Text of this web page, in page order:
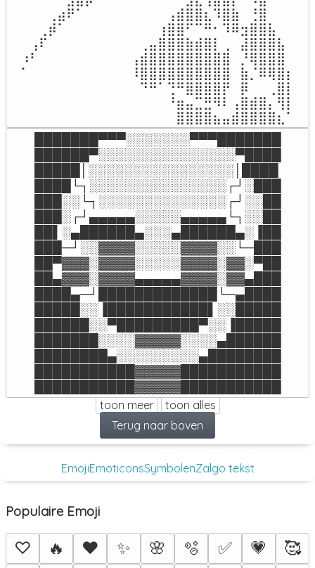
⠀⠀⠀⢀⣴⠟⠁⠀⠀⠀⠀⠀⠀⠀⠀⠀⢠⣾⣿⣿⣆⠹⣿⣷⠀⢘⣿⠀⠀⠀
⠀⠀⢀⡾⠁⠀⠀⠀⠀⠀⠀⠀⠀⠀⠀⢰⣿⣿⠋⠉⠛⠂⠹⠿⣲⣿⣿⣧⠀⠀
⠀⢠⠏⠀⠀⠀⠀⠀⠀⠀⠀⠀⠀⢀⣤⣿⣿⣿⣷⣾⣿⡇⢀⠀⣼⣿⣿⣿⣧⠀
⠰⠃⠀⠀⠀⠀⠀⠀⠀⠀⠀⠀⢠⣾⣿⣿⣿⣿⣿⣿⣿⣿⣿⠀⡘⢿⣿⣿⣿⠀
⠁⠀⠀⠀⠀⠀⠀⠀⠀⠀⠀⠀⠸⣿⣿⣿⣿⣿⣿⣿⣿⣿⣿⠀⣷⡈⠿⢿⣿⡆
⠀⠀⠀⠀⠀⠀⠀⠀⠀⠀⠀⠀⠀⠙⠛⠁⢙⠛⣿⣿⣿⣿⡟⠀⡿⠀⠀⢀⣿⡇
⠀⠀⠀⠀⠀⠀⠀⠀⠀⠀⠀⠀⠀⠀⠀⠀⠘⣶⣤⣉⣛⠻⠇⢠⣿⣾⣿⡄⢻⡇
⠀⠀⠀⠀⠀⠀⠀⠀⠀⠀⠀⠀⠀⠀⠀⠀⠀⣿⣿⣿⣿⣦⣤⣾⣿⣿⣿⣿⣆⠁
███████▀▀▀░░░░░░░▀▀▀███████
██████▀░░░░░░░░░░░░░░░▀████
█████│░░░░░░░░░░░░░░░░│████
████└┐░░░░░░░░░░░░░░░┌┘░███
███░░└┐░░░░░░░░░░░░░░┌┘░░██
███░┌┘▄▄▄▄▄░░░░░▄▄▄▄▄└┐░░██
██▌░▄██████▄░░░▄██████▄░▐██
███─┘░░▓▓▓▓░░░░░▓▓▓▓░░└─███
██▀▓▓▓░▓▓▓▓░░░░░▓▓▓▓░▓▓░▀██
██▄▓▓▓░▓▓▓▓▄▄▄▄▄▓▓▓▓░▓▓▄███
████▄─┘█████████████└─▄████
█████░░▐███████████▌░░█████
██████░░▀█████████▀░░▐█████
███████░░░░▓▓▓▓▓░░░░▄██████
████████▄░░░░░░░░░▄████████
███████████▓▓▓▓▓███████████
███████████▓▓▓▓▓███████████
toon meer
toon alles
Terug naar boven
EmojiEmoticonsSymbolenZalgo tekst
Populaire Emoji
♡ 🔥 ❤️ ✨ 🌸 🫧 ✅ 💗
🥰